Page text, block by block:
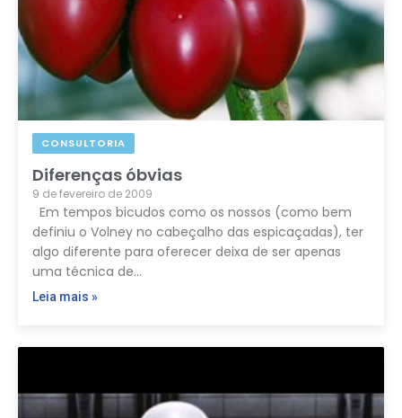
CONSULTORIA
Diferenças óbvias
9 de fevereiro de 2009
Em tempos bicudos como os nossos (como bem
definiu o Volney no cabeçalho das espicaçadas), ter
algo diferente para oferecer deixa de ser apenas
uma técnica de…
Leia mais »